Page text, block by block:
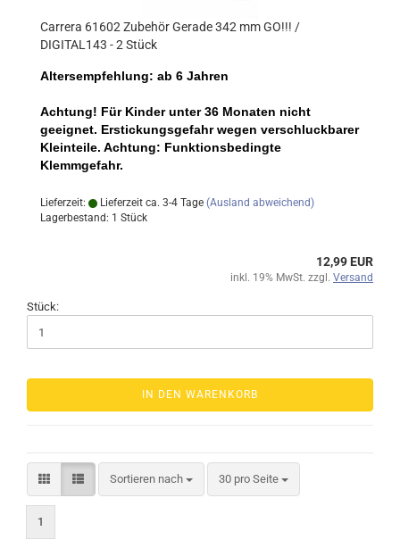
Carrera 61602 Zubehör Gerade 342 mm GO!!! /
DIGITAL143 - 2 Stück
Altersempfehlung: ab 6 Jahren
Achtung! Für Kinder unter 36 Monaten nicht
geeignet. Erstickungsgefahr wegen verschluckbarer
Kleinteile. Achtung: Funktionsbedingte
Klemmgefahr.
Lieferzeit: Lieferzeit ca. 3-4 Tage (Ausland abweichend)
Lagerbestand: 1 Stück
12,99 EUR
inkl. 19% MwSt. zzgl. Versand
Stück:
IN DEN WARENKORB
Sortieren nach
Sortieren nach 30 pro Seite
pro Seite
1